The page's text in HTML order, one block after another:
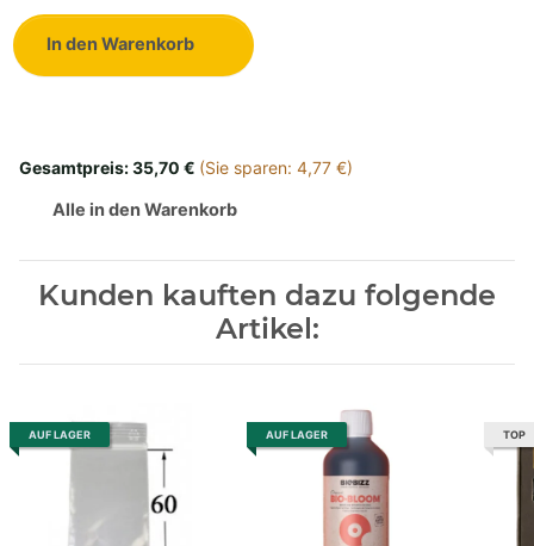
In den Warenkorb
Gesamtpreis:35,70 € (Sie sparen: 4,77 €)
Alle in den Warenkorb
Kunden kauften dazu folgende
Artikel:
AUF LAGER AUF LAGER TOP